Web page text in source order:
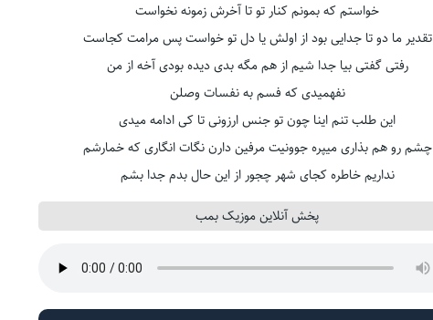
خواستم که بمونم کنار تو تا آخرش زمونه نخواست
تقدیر ما دو تا جدایی بود از اولش یا دل تو خواست پس مرامت کجاست
رفتی گفتی بیا جدا شیم از هم مگه بدی دیده بودی آخه از من
نفهمیدی که فسم به نفسات وصلن
این طلب تنم اینا چون تو جنس ارزونی تا کی ادامه میدی
چشم رو هم بذاری میپره جوونیت مرفین دارن نگات انگاری که خمارشم
نداریم خاطره کجای شهر چجور از این حال بدم جدا بشم
پخش آنلاین موزیک بمب